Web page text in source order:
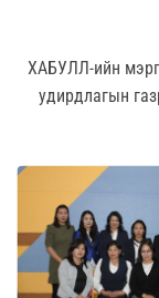
ХАБУЛЛ-ийн
удирдлагын